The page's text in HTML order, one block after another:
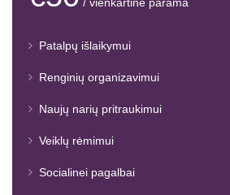
Patalpų išlaikymui
Renginių organizavimui
Naujų narių pritraukimui
Veiklų rėmimui
Socialinei pagalbai